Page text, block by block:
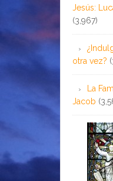
Jesús:
(3,967)
otra vez?
La
Jacob